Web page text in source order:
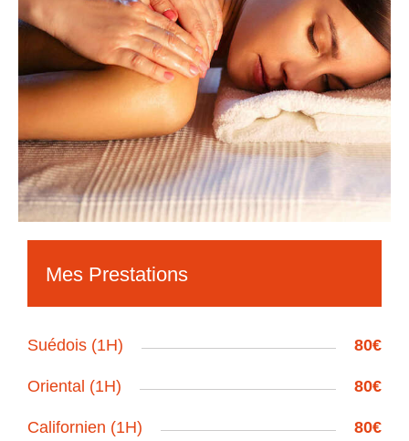
Mes Prestations
80€
Suédois (1H)
80€
Oriental (1H)
80€
Californien (1H)